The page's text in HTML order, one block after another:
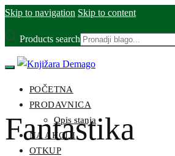
Skip to navigation Skip to content
Products search
POČETNA
PRODAVNICA
Opis stanja
NA AKCIJI
OTKUP
Fantastika